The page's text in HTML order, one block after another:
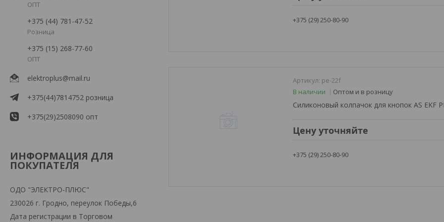
ОПТ
+375 (44) 781-47-52
Розница
+375 (15) 268-77-60
ОПТ
elektroplus@mail.ru
+375(44)7814752 розница
+375(29)2508090 опт
ИНФОРМАЦИЯ ДЛЯ
ПОКУПАТЕЛЯ
ОДО "ЭЛЕКТРО-ПЛЮС"
230026 г. Гродно, переулок Победы,6
Дата регистрации в Торговом
+375 (29) 250-80-90
pe-22f
В наличии
Оптом и в розницу
Силиконовый колпачок для кнопок AS EKF
Цену уточняйте
+375 (29) 250-80-90